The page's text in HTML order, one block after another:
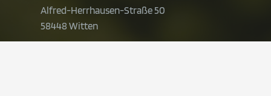
Alfred-Herrhausen-Straße 50
58448 Witten